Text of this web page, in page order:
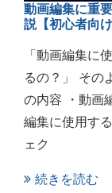
動画編集に重
説【初心者向け
「動画編集に
るの？」 その
の内容 ・動画
編集に使用す
ェク
続きを読む